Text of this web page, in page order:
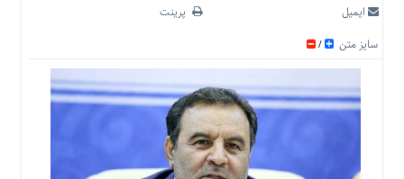
منوی
عمومی
اجتماعی
ایمیل
پرینت
سایز متن
/